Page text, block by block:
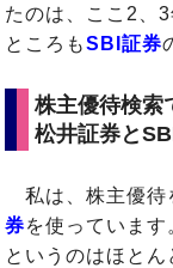
たのは、ここ2、
ところもSBI証券
株主優待検索
松井証券と
私は、株主優待
券を使っていま
というのはほとん